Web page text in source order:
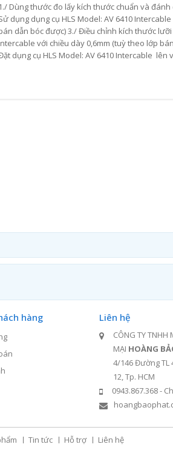
Dùng thước đo lấy kích thước chuẩn và
dụng dụng cụ HLS Model: AV 6410
dẫn bóc được) 3./ Điều chỉnh kích thước lưỡi
với chiều dày 0,6mm (tuỳ theo lớp
dụng cụ HLS Model: AV 6410 Intercable lên
hàng Liên hệ
CÔNG TY TNHH
MẠI HOÀNG
4/146 Đường TL
12, Tp. HCM
0943.867.368 -
Tin tức Hỗ trợ Liên hệ